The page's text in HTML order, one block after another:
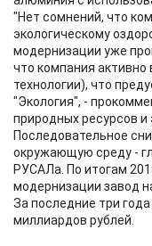
"Нет сомнений, что
экологическому
модернизации уже
что компания
технологии), что
"Экология", -
природных ресурсов и
Последовательное
окружающую среду -
РУСАЛа. По итогам
модернизации завод
За последние три
миллиардов рублей.